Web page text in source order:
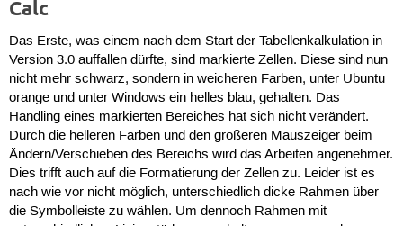
Calc
Das Erste, was einem nach dem Start der Tabellenkalkulation in
Version 3.0 auffallen dürfte, sind markierte Zellen. Diese sind nun
nicht mehr schwarz, sondern in weicheren Farben, unter Ubuntu
orange und unter Windows ein helles blau, gehalten. Das
Handling eines markierten Bereiches hat sich nicht verändert.
Durch die helleren Farben und den größeren Mauszeiger beim
Ändern/Verschieben des Bereichs wird das Arbeiten angenehmer.
Dies trifft auch auf die Formatierung der Zellen zu. Leider ist es
nach wie vor nicht möglich, unterschiedlich dicke Rahmen über
die Symbolleiste zu wählen. Um dennoch Rahmen mit